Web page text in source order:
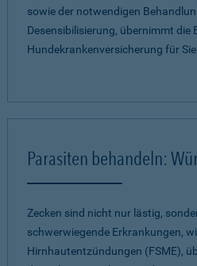
sowie der notwendigen
Desensibilisierung, übernimmt die
Hundekrankenversicherung für Sie.
Parasiten behandeln:
Zecken sind nicht nur lästig,
schwerwiegende Erkrankungen,
Hirnhautentzündungen (FSME),